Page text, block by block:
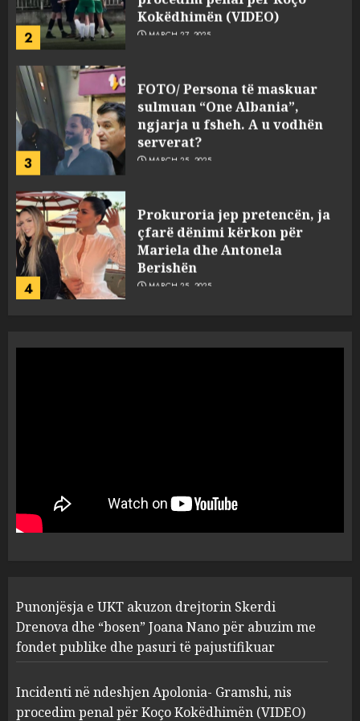
2
Kokëdhimën (VIDEO)
MARCH 27, 2025
3
FOTO/ Persona të maskuar
sulmuan “One Albania”,
ngjarja u fsheh. A u vodhën
serverat?
MARCH 25, 2025
4
Prokuroria jep pretencën, ja
çfarë dënimi kërkon për
Mariela dhe Antonela
Berishën
MARCH 25, 2025
1
“bosen” Joana Nano për
abuzim me fondet publike dhe
pasuri të pajustifikuar
2
Apolonia- Gramshi, nis
procedim penal për Koço
Kokëdhimën (VIDEO)
MARCH 27, 2025
FOTO/ Persona të maskuar
Punonjësja e UKT akuzon drejtorin Skerdi
Drenova dhe “bosen” Joana Nano për abuzim me
fondet publike dhe pasuri të pajustifikuar
Incidenti në ndeshjen Apolonia- Gramshi, nis
procedim penal për Koço Kokëdhimën (VIDEO)